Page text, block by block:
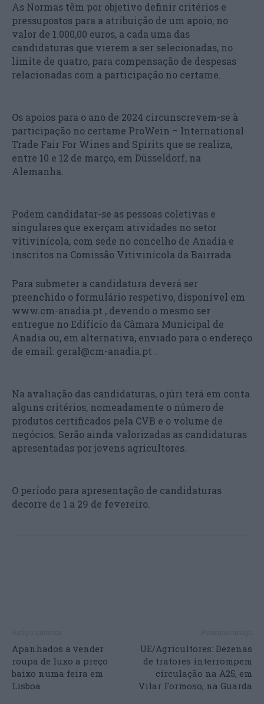
As Normas têm por objetivo definir critérios e
pressupostos para a atribuição de um apoio, no
valor de 1.000,00 euros, a cada uma das
candidaturas que vierem a ser selecionadas, no
limite de quatro, para compensação de despesas
relacionadas com a participação no certame.
Os apoios para o ano de 2024 circunscrevem-se à
participação no certame ProWein – International
Trade Fair For Wines and Spirits que se realiza,
entre 10 e 12 de março, em Düsseldorf, na
Alemanha.
Podem candidatar-se as pessoas coletivas e
singulares que exerçam atividades no setor
vitivinícola, com sede no concelho de Anadia e
inscritos na Comissão Vitivinícola da Bairrada.
Para submeter a candidatura deverá ser
preenchido o formulário respetivo, disponível em
www.cm-anadia.pt , devendo o mesmo ser
entregue no Edifício da Câmara Municipal de
Anadia ou, em alternativa, enviado para o endereço
de email: geral@cm-anadia.pt .
Na avaliação das candidaturas, o júri terá em conta
alguns critérios, nomeadamente o número de
produtos certificados pela CVB e o volume de
negócios. Serão ainda valorizadas as candidaturas
apresentadas por jovens agricultores.
O período para apresentação de candidaturas
decorre de 1 a 29 de fevereiro.
Apanhados a vender
roupa de luxo a preço
baixo numa feira em
Lisboa
UE/Agricultores: Dezenas
de tratores interrompem
circulação na A25, em
Vilar Formoso, na Guarda